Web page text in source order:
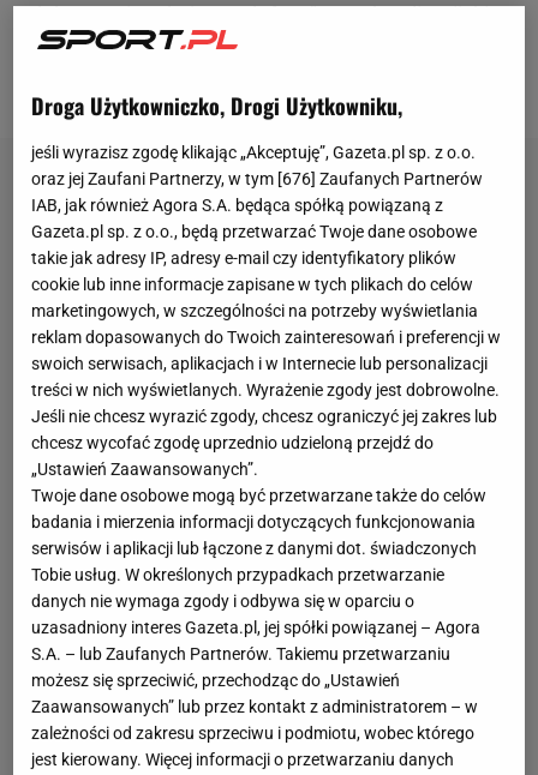
jest bomba. Macie 30 minut" - zakomunikował
Droga Użytkowniczko, Drogi Użytkowniku,
jeśli wyrazisz zgodę klikając „Akceptuję”, Gazeta.pl sp. z o.o.
oraz jej Zaufani Partnerzy, w tym [676] Zaufanych Partnerów
IAB, jak również Agora S.A. będąca spółką powiązaną z
Gazeta.pl sp. z o.o., będą przetwarzać Twoje dane osobowe
takie jak adresy IP, adresy e-mail czy identyfikatory plików
cookie lub inne informacje zapisane w tych plikach do celów
marketingowych, w szczególności na potrzeby wyświetlania
reklam dopasowanych do Twoich zainteresowań i preferencji w
swoich serwisach, aplikacjach i w Internecie lub personalizacji
treści w nich wyświetlanych. Wyrażenie zgody jest dobrowolne.
Jeśli nie chcesz wyrazić zgody, chcesz ograniczyć jej zakres lub
chcesz wycofać zgodę uprzednio udzieloną przejdź do
„Ustawień Zaawansowanych”.
Twoje dane osobowe mogą być przetwarzane także do celów
badania i mierzenia informacji dotyczących funkcjonowania
serwisów i aplikacji lub łączone z danymi dot. świadczonych
Tobie usług. W określonych przypadkach przetwarzanie
danych nie wymaga zgody i odbywa się w oparciu o
uzasadniony interes Gazeta.pl, jej spółki powiązanej – Agora
S.A. – lub Zaufanych Partnerów. Takiemu przetwarzaniu
możesz się sprzeciwić, przechodząc do „Ustawień
Zaawansowanych” lub przez kontakt z administratorem – w
zależności od zakresu sprzeciwu i podmiotu, wobec którego
jest kierowany. Więcej informacji o przetwarzaniu danych